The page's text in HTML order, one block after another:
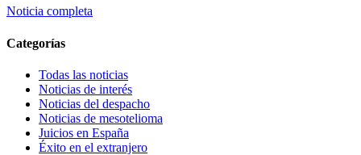
Noticia completa
Categorías
Todas las noticias
Noticias de interés
Noticias del despacho
Noticias de mesotelioma
Juicios en España
Éxito en el extranjero